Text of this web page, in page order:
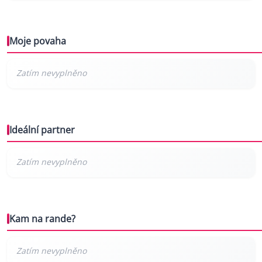
Moje povaha
Ideální partner
Kam na rande?